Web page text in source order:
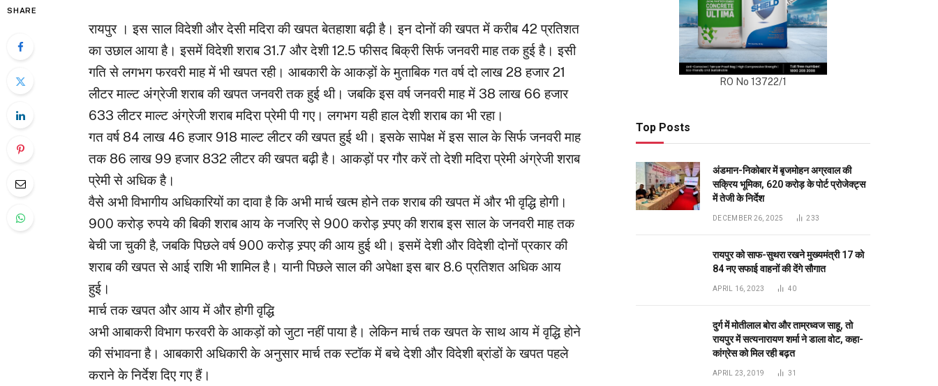
SHARE
रायपुर । इस साल विदेशी और देसी मदिरा की खपत बेतहाशा बढ़ी है। इन दोनों की खपत में करीब 42 प्रतिशत
का उछाल आया है। इसमें विदेशी शराब 31.7 और देशी 12.5 फीसद बिक्री सिर्फ जनवरी माह तक हुई है। इसी
गति से लगभग फरवरी माह में भी खपत रही। आबकारी के आकड़ों के मुताबिक गत वर्ष दो लाख 28 हजार 21
लीटर माल्ट अंग्रेजी शराब की खपत जनवरी तक हुई थी। जबकि इस वर्ष जनवरी माह में 38 लाख 66 हजार
633 लीटर माल्ट अंग्रेजी शराब मदिरा प्रेमी पी गए। लगभग यही हाल देशी शराब का भी रहा।
गत वर्ष 84 लाख 46 हजार 918 माल्ट लीटर की खपत हुई थी। इसके सापेक्ष में इस साल के सिर्फ जनवरी माह
तक 86 लाख 99 हजार 832 लीटर की खपत बढ़ी है। आकड़ों पर गौर करें तो देशी मदिरा प्रेमी अंग्रेजी शराब
प्रेमी से अधिक है।
वैसे अभी विभागीय अधिकारियों का दावा है कि अभी मार्च खत्म होने तक शराब की खपत में और भी वृद्धि होगी।
900 करोड़ रुपये की बिकी शराब आय के नजरिए से 900 करोड़ स्र्पए की शराब इस साल के जनवरी माह तक
बेची जा चुकी है, जबकि पिछले वर्ष 900 करोड़ स्र्पए की आय हुई थी। इसमें देशी और विदेशी दोनों प्रकार की
शराब की खपत से आई राशि भी शामिल है। यानी पिछले साल की अपेक्षा इस बार 8.6 प्रतिशत अधिक आय
हुई।
मार्च तक खपत और आय में और होगी वृद्धि
अभी आबाकरी विभाग फरवरी के आकड़ों को जुटा नहीं पाया है। लेकिन मार्च तक खपत के साथ आय में वृद्धि होने
की संभावना है। आबकारी अधिकारी के अनुसार मार्च तक स्टॉक में बचे देशी और विदेशी ब्रांडों के खपत पहले
कराने के निर्देश दिए गए हैं।
RO No 13722/1
Top Posts
अंडमान-निकोबार में बृजमोहन अग्रवाल की
सक्रिय भूमिका, 620 करोड़ के पोर्ट प्रोजेक्ट्स
में तेजी के निर्देश
DECEMBER 26, 2025 233
रायपुर को साफ-सुथरा रखने मुख्यमंत्री 17 को
84 नए सफाई वाहनों की देंगे सौगात
APRIL 16, 2023 40
दुर्ग में मोतीलाल बोरा और ताम्रध्वज साहू, तो
रायपुर में सत्यनारायण शर्मा ने डाला वोट, कहा-
कांग्रेस को मिल रही बढ़त
APRIL 23, 2019 31